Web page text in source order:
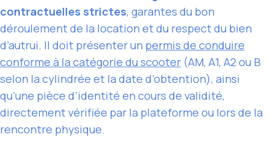
contractuelles strictes, garantes du bon
déroulement de la location et du respect du bien
d’autrui. Il doit présenter un permis de conduire
conforme à la catégorie du scooter (AM, A1, A2 ou B
selon la cylindrée et la date d’obtention), ainsi
qu’une pièce d’identité en cours de validité,
directement vérifiée par la plateforme ou lors de la
rencontre physique.